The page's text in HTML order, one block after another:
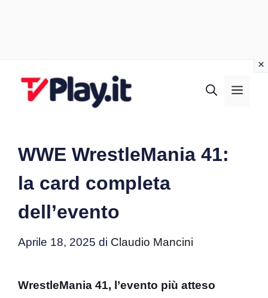
WWE WrestleMania 41:
la card completa
dell’evento
Aprile 18, 2025 di Claudio Mancini
WrestleMania 41, l’evento più atteso